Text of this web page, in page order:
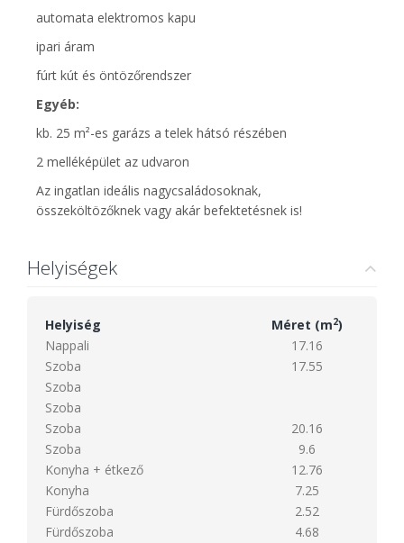
automata elektromos kapu
ipari áram
fúrt kút és öntözőrendszer
Egyéb:
kb. 25 m²-es garázs a telek hátsó részében
2 melléképület az udvaron
Az ingatlan ideális nagycsaládosoknak,
összeköltözőknek vagy akár befektetésnek is!
Helyiségek
Helyiség Méret (m2)
Nappali
17.16
Szoba
17.55
Szoba
Szoba
Szoba
20.16
Szoba
9.6
Konyha + étkező
12.76
Konyha
7.25
Fürdőszoba
2.52
Fürdőszoba
4.68